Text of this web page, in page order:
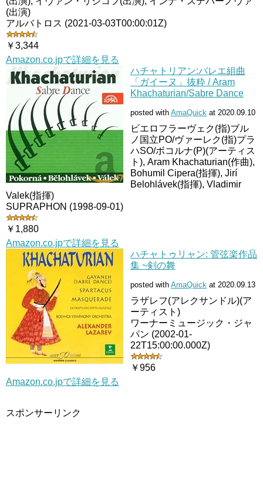
(出演)
アルバトロス (2021-03-03T00:00:01Z)
￥3,344
Amazon.co.jpで詳細を見る
ハチャトリアン:バレエ組曲
「ガイーヌ」抜粋 / Aram
Khachaturian/Sabre Dance
posted with AmaQuick at 2020.09.10
ビエロフラーヴェク(指)ブル
ノ国立PO/ヴァーレク(指)プラ
ハSO/ボコルナ(P)(アーティス
ト), Aram Khachaturian(作曲),
Bohumil Cipera(指揮), Jirí
Belohlávek(指揮), Vladimir
Valek(指揮)
SUPRAPHON (1998-09-01)
￥1,880
Amazon.co.jpで詳細を見る
ハチャトゥリャン: 管弦楽作品
集 ~剣の舞
posted with AmaQuick at 2020.09.13
ラザレフ(アレクサンドル)(ア
ーティスト)
ワーナーミュージック・ジャ
パン (2002-01-
22T15:00:00.000Z)
￥956
Amazon.co.jpで詳細を見る
スポンサーリンク